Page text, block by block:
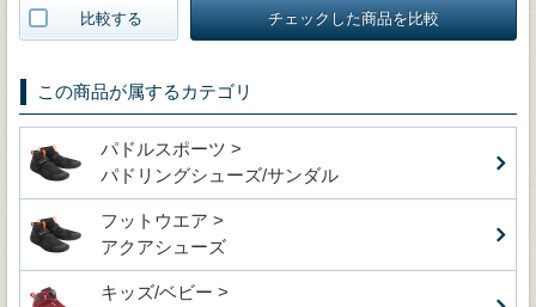
比較する チェックした商品を比較
この商品が属するカテゴリ
パドルスポーツ >
パドリングシューズ/サンダル
フットウエア >
アクアシューズ
キッズ/ベビー >